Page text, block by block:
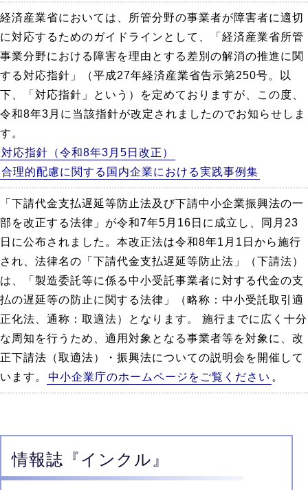
経済産業省においては、所管分野の事業者が障害者に適切
に対応するためのガイドラインとして、「経済産業省所管
事業分野における障害を理由とする差別の解消の推進に関
する対応指針」（平成27年経済産業省告示第250号。以
下、「対応指針」という）を定めておりますが、この度、
令和8年3月に当該指針が改定されましたのでお知らせしま
す。
対応指針（令和8年3月5日改正）
合理的配慮に関する国内企業における実践事例集
「下請代金支払遅延等防止法及び下請中小企業振興法の一
部を改正する法律」が令和7年5月16日に成立し、同月23
日に公布されました。本改正法は令和8年1月1日から施行
され、法律名の「下請代金支払遅延等防止法」（下請法）
は、「製造委託等に係る中小受託事業者に対する代金の支
払の遅延等の防止に関する法律」（略称：中小受託取引適
正化法、通称：取適法）となります。 施行までに広く十分
な周知を行うため、適用対象となる事業者等を対象に、改
正下請法（取適法）・振興法についての説明会を開催して
います。
中小企業庁のホームページをご覧ください 。
情報誌 『インクル』